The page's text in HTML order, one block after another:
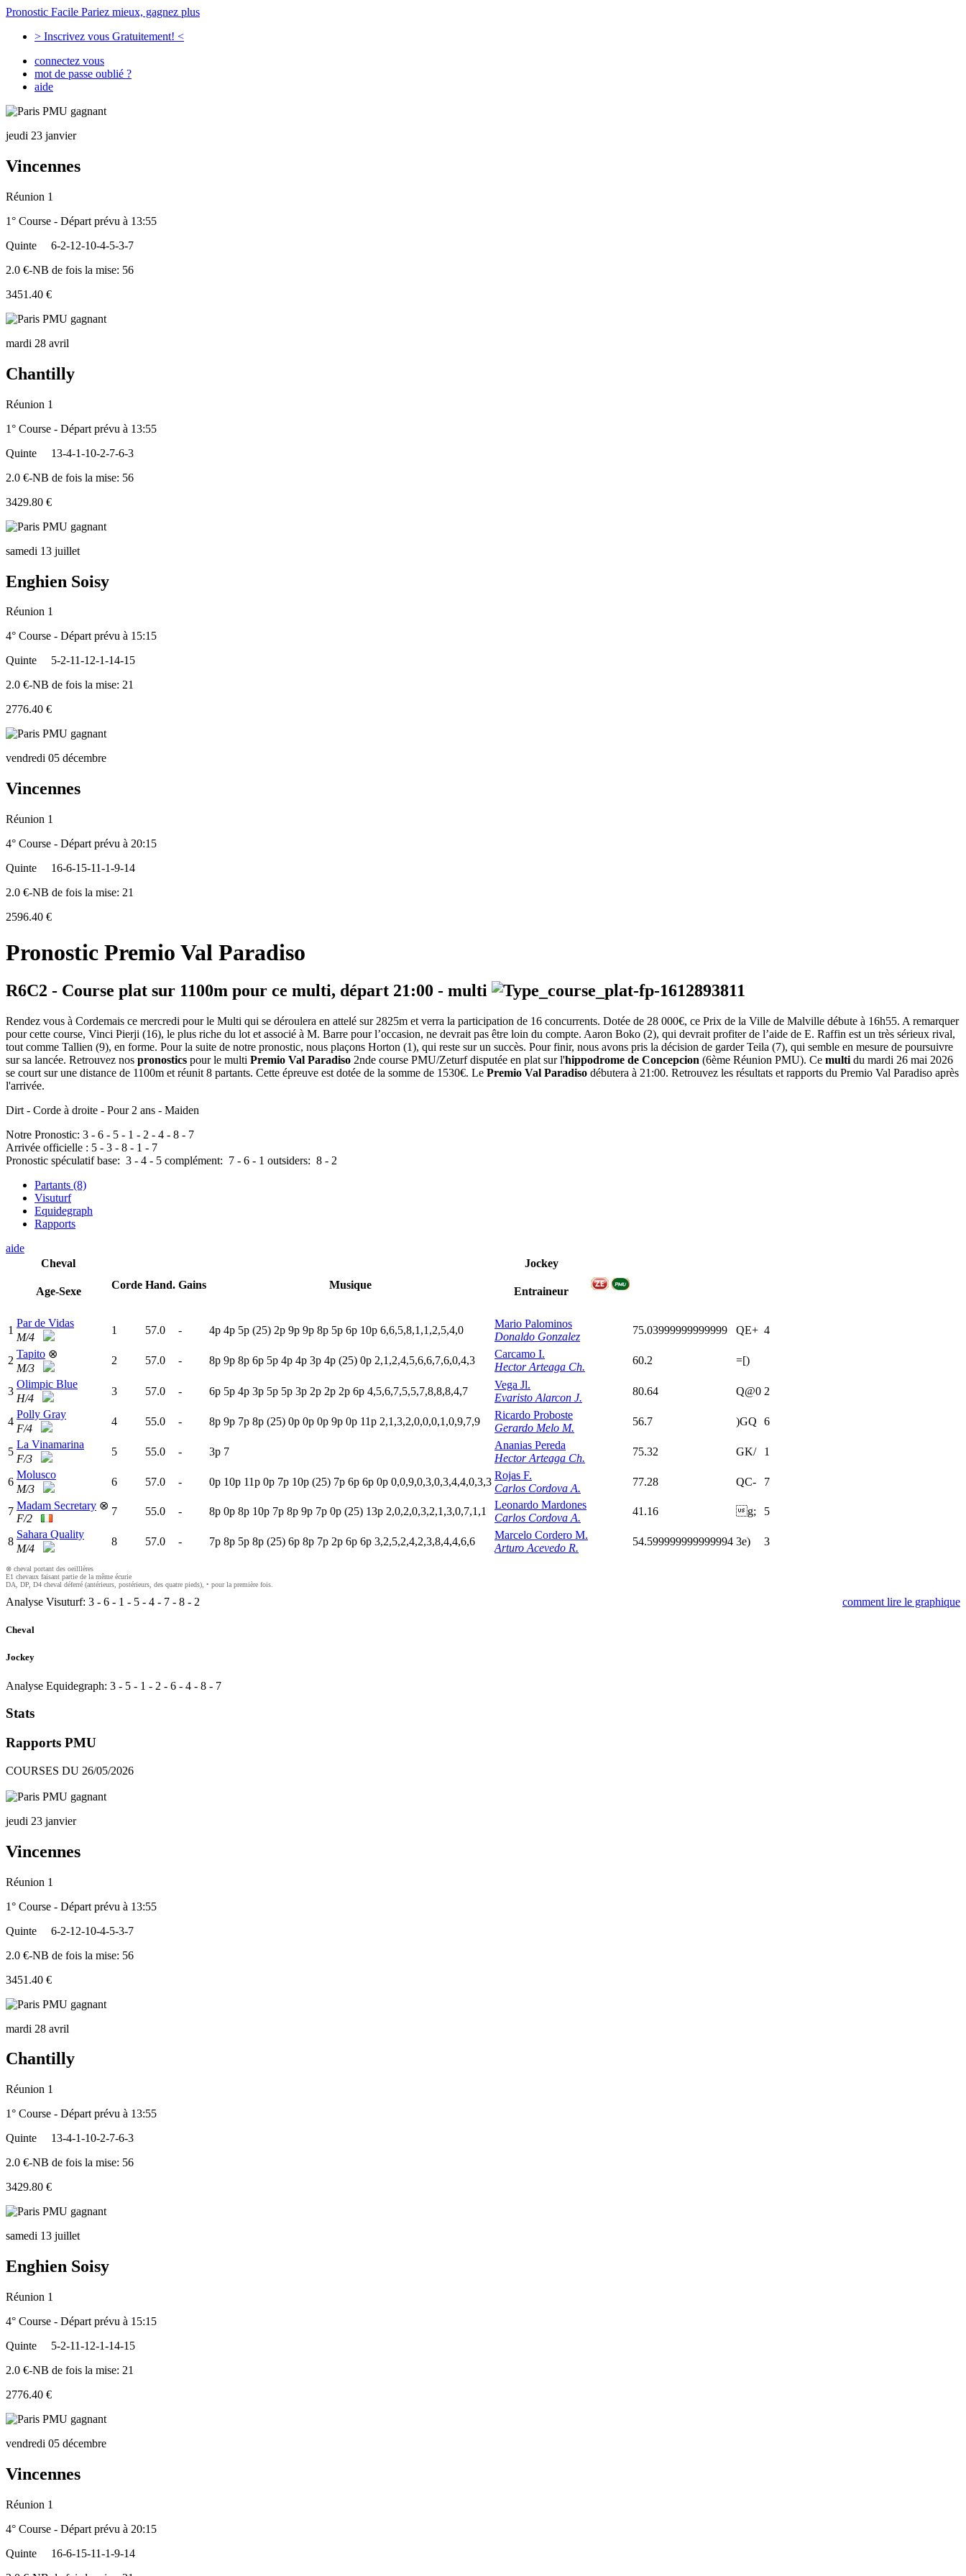
Pronostic Facile Pariez mieux, gagnez plus
> Inscrivez vous Gratuitement! <
connectez vous
mot de passe oublié ?
aide
jeudi 23 janvier
Vincennes
Réunion 1
1° Course - Départ prévu à 13:55
Quinte
6-2-12-10-4-5-3-7
2.0 €-NB de fois la mise: 56
3451.40 €
mardi 28 avril
Chantilly
Réunion 1
1° Course - Départ prévu à 13:55
Quinte
13-4-1-10-2-7-6-3
2.0 €-NB de fois la mise: 56
3429.80 €
samedi 13 juillet
Enghien Soisy
Réunion 1
4° Course - Départ prévu à 15:15
Quinte
5-2-11-12-1-14-15
2.0 €-NB de fois la mise: 21
2776.40 €
vendredi 05 décembre
Vincennes
Réunion 1
4° Course - Départ prévu à 20:15
Quinte
16-6-15-11-1-9-14
2.0 €-NB de fois la mise: 21
2596.40 €
Pronostic Premio Val Paradiso
R6C2 - Course plat sur 1100m pour ce multi, départ 21:00 - multi
Rendez vous à Cordemais ce mercredi pour le Multi qui se déroulera en attelé sur 2825m et verra la participation de 16 concurrents. Dotée de 28 000€, ce Prix de la Ville de Malville débute à 16h55. A remarquer
pour cette course, Vinci Pierji (16), le plus riche du lot et associé à M. Barre pour l’occasion, ne devrait pas être loin du compte. Aaron Boko (2), qui devrait profiter de l’aide de E. Raffin est un très sérieux rival,
tout comme Tallien (9), en forme. Pour la suite de notre pronostic, nous plaçons Horton (1), qui reste sur un succès. Pour finir, nous avons pris la décision de garder Teila (7), qui semble en mesure de poursuivre
sur sa lancée. Retrouvez nos pronostics pour le multi Premio Val Paradiso 2nde course PMU/Zeturf disputée en plat sur l'hippodrome de Concepcion (6ème Réunion PMU). Ce multi du mardi 26 mai 2026
se court sur une distance de 1100m et réunit 8 partants. Cette épreuve est dotée de la somme de 1530€. Le Premio Val Paradiso débutera à 21:00. Retrouvez les résultats et rapports du Premio Val Paradiso après
l'arrivée.
Dirt - Corde à droite - Pour 2 ans - Maiden
Notre Pronostic: 3 - 6 - 5 - 1 - 2 - 4 - 8 - 7
Arrivée officielle : 5 - 3 - 8 - 1 - 7
Pronostic spéculatif base: 3 - 4 - 5 complément: 7 - 6 - 1 outsiders: 8 - 2
Partants (8)
Visuturf
Equidegraph
Rapports
aide
Cheval
Age-Sexe
Corde Hand. Gains Musique
Jockey
Entraineur
1
Par de Vidas
M/4
1 57.0 - 4p 4p 5p (25) 2p 9p 9p 8p 5p 6p 10p 6,6,5,8,1,1,2,5,4,0
Mario Palominos
Donaldo Gonzalez
75.03999999999999 QE+ 4
2
Tapito ⊗
M/3
2 57.0 - 8p 9p 8p 6p 5p 4p 4p 3p 4p (25) 0p 2,1,2,4,5,6,6,7,6,0,4,3
Carcamo I.
Hector Arteaga Ch.
60.2 =[)
3
Olimpic Blue
H/4
3 57.0 - 6p 5p 4p 3p 5p 5p 3p 2p 2p 2p 6p 4,5,6,7,5,5,7,8,8,8,4,7
Vega Jl.
Evaristo Alarcon J.
80.64 Q@0 2
4
Polly Gray
F/4
4 55.0 - 8p 9p 7p 8p (25) 0p 0p 0p 9p 0p 11p 2,1,3,2,0,0,0,1,0,9,7,9
Ricardo Proboste
Gerardo Melo M.
56.7 )GQ 6
5
La Vinamarina
F/3
5 55.0 - 3p 7
Ananias Pereda
Hector Arteaga Ch.
75.32 GK/ 1
6
Molusco
M/3
6 57.0 - 0p 10p 11p 0p 7p 10p (25) 7p 6p 6p 0p 0,0,9,0,3,0,3,4,4,0,3,3
Rojas F.
Carlos Cordova A.
77.28 QC- 7
7 Madam Secretary ⊗
F/2
7 55.0 - 8p 0p 8p 10p 7p 8p 9p 7p 0p (25) 13p 2,0,2,0,3,2,1,3,0,7,1,1
Leonardo Mardones
Carlos Cordova A.
41.16 g; 5
8
Sahara Quality
M/4
8 57.0 - 7p 8p 5p 8p (25) 6p 8p 7p 2p 6p 6p 3,2,5,2,4,2,3,8,4,4,6,6
Marcelo Cordero M.
Arturo Acevedo R.
54.599999999999994 3e) 3
⊗ cheval portant des oeilllères
E1 chevaux faisant partie de la même écurie
DA, DP, D4 cheval déferré (antérieurs, postérieurs, des quatre pieds), • pour la première fois.
Analyse Visuturf: 3 - 6 - 1 - 5 - 4 - 7 - 8 - 2 comment lire le graphique
Cheval
Jockey
Analyse Equidegraph: 3 - 5 - 1 - 2 - 6 - 4 - 8 - 7
Stats
Rapports PMU
COURSES DU 26/05/2026
jeudi 23 janvier
Vincennes
Réunion 1
1° Course - Départ prévu à 13:55
Quinte
6-2-12-10-4-5-3-7
2.0 €-NB de fois la mise: 56
3451.40 €
mardi 28 avril
Chantilly
Réunion 1
1° Course - Départ prévu à 13:55
Quinte
13-4-1-10-2-7-6-3
2.0 €-NB de fois la mise: 56
3429.80 €
samedi 13 juillet
Enghien Soisy
Réunion 1
4° Course - Départ prévu à 15:15
Quinte
5-2-11-12-1-14-15
2.0 €-NB de fois la mise: 21
2776.40 €
vendredi 05 décembre
Vincennes
Réunion 1
4° Course - Départ prévu à 20:15
Quinte
16-6-15-11-1-9-14